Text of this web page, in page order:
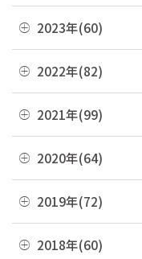
05月(13)
04月(10)
03月(36)
01月(13)
11月(22)
09月(3)
08月(4)
07月(7)
05月(6)
04月(4)
12月(4)
11月(6)
09月(4)
08月(6)
07月(6)
05月(9)
2023年(60)
12月(4)
11月(3)
09月(8)
08月(4)
07月(4)
2022年(82)
12月(8)
11月(5)
09月(8)
08月(4)
2021年(99)
12月(9)
11月(7)
09月(5)
2020年(64)
12月(2)
11月(8)
2019年(72)
12月(7)
2018年(60)